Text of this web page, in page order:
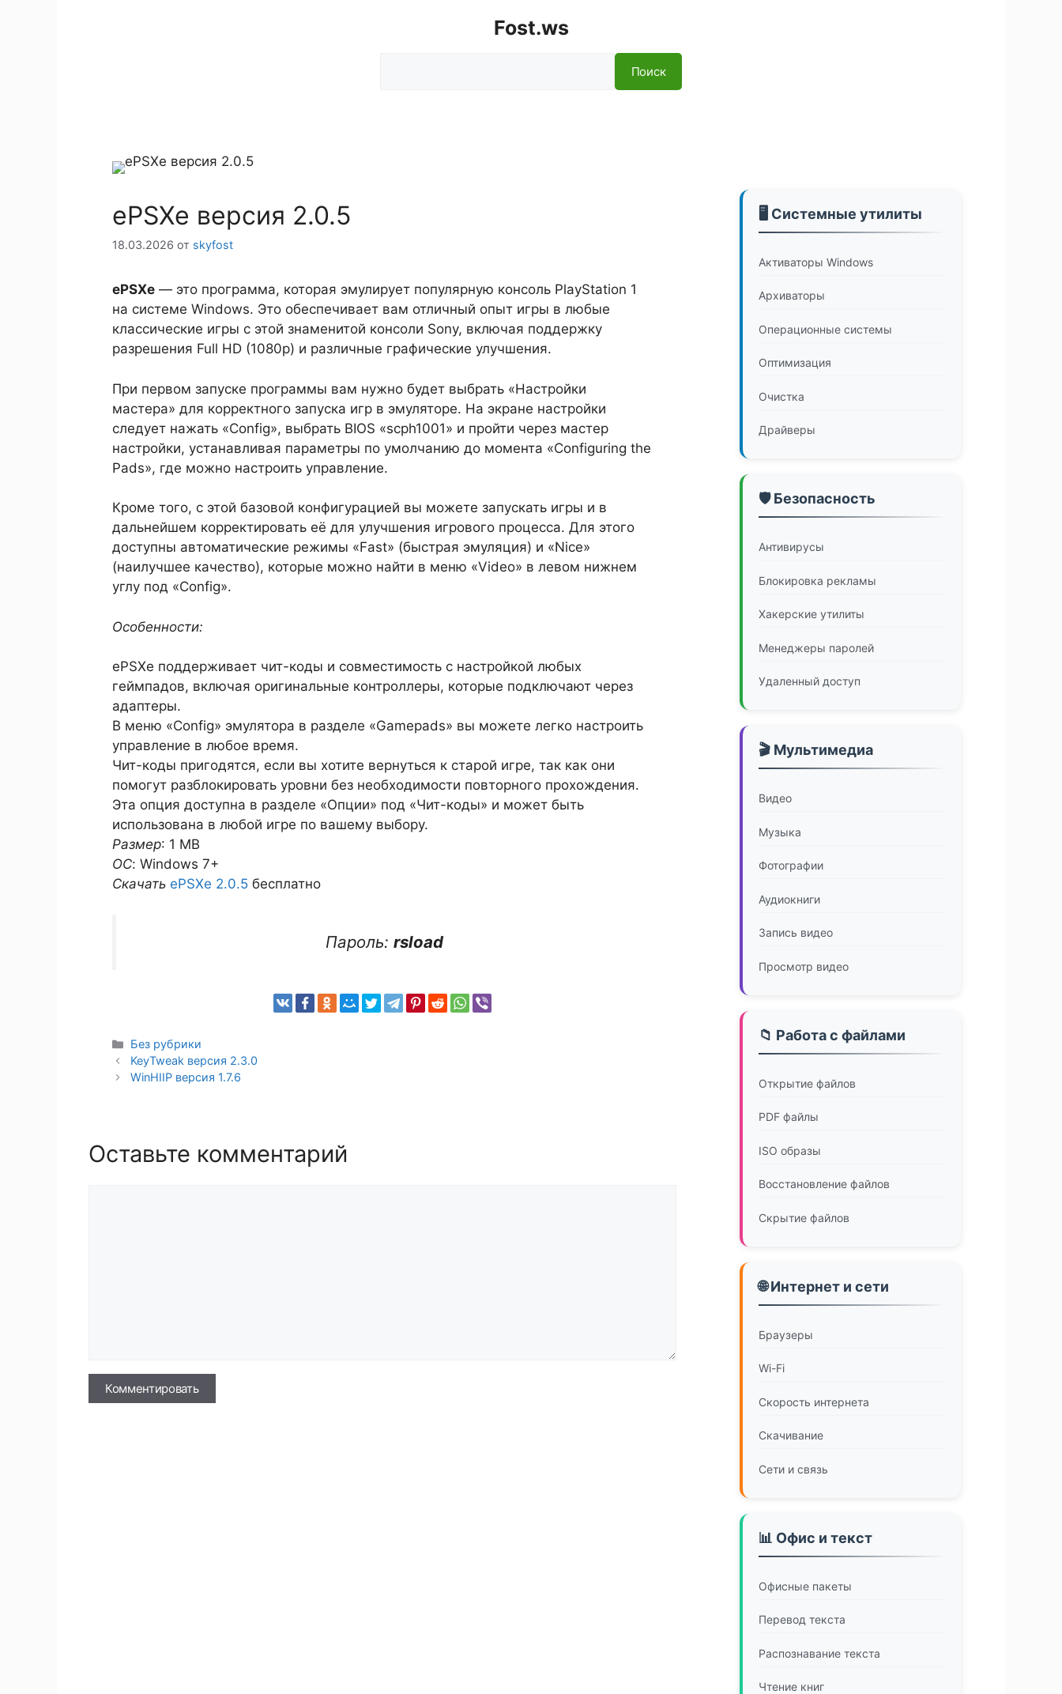
Fost.ws
Поиск
ePSXe версия 2.0.5
18.03.2026 от skyfost
ePSXe — это программа, которая эмулирует популярную консоль PlayStation 1
на системе Windows. Это обеспечивает вам отличный опыт игры в любые
классические игры с этой знаменитой консоли Sony, включая поддержку
разрешения Full HD (1080p) и различные графические улучшения.
При первом запуске программы вам нужно будет выбрать «Настройки
мастера» для корректного запуска игр в эмуляторе. На экране настройки
следует нажать «Config», выбрать BIOS «scph1001» и пройти через мастер
настройки, устанавливая параметры по умолчанию до момента «Configuring the
Pads», где можно настроить управление.
Кроме того, с этой базовой конфигурацией вы можете запускать игры и в
дальнейшем корректировать её для улучшения игрового процесса. Для этого
доступны автоматические режимы «Fast» (быстрая эмуляция) и «Nice»
(наилучшее качество), которые можно найти в меню «Video» в левом нижнем
углу под «Config».
Особенности:
ePSXe поддерживает чит-коды и совместимость с настройкой любых
геймпадов, включая оригинальные контроллеры, которые подключают через
адаптеры.
В меню «Config» эмулятора в разделе «Gamepads» вы можете легко настроить
управление в любое время.
Чит-коды пригодятся, если вы хотите вернуться к старой игре, так как они
помогут разблокировать уровни без необходимости повторного прохождения.
Эта опция доступна в разделе «Опции» под «Чит-коды» и может быть
использована в любой игре по вашему выбору.
Размер: 1 MB
ОС: Windows 7+
Скачать ePSXe 2.0.5 бесплатно
Пароль: rsload
Рубрики
Без рубрики
KeyTweak версия 2.3.0
WinHIIP версия 1.7.6
Оставьте комментарий
Имя
🖥️ Системные утилиты
Активаторы Windows
Архиваторы
Операционные системы
Оптимизация
Очистка
Драйверы
🛡️ Безопасность
Антивирусы
Блокировка рекламы
Хакерские утилиты
Менеджеры паролей
Удаленный доступ
🎬 Мультимедиа
Видео
Музыка
Фотографии
Аудиокниги
Запись видео
Просмотр видео
📁 Работа с файлами
Открытие файлов
PDF файлы
ISO образы
Восстановление файлов
Скрытие файлов
🌐 Интернет и сети
Браузеры
Wi-Fi
Скорость интернета
Скачивание
Сети и связь
📊 Офис и текст
Офисные пакеты
Перевод текста
Распознавание текста
Чтение книг